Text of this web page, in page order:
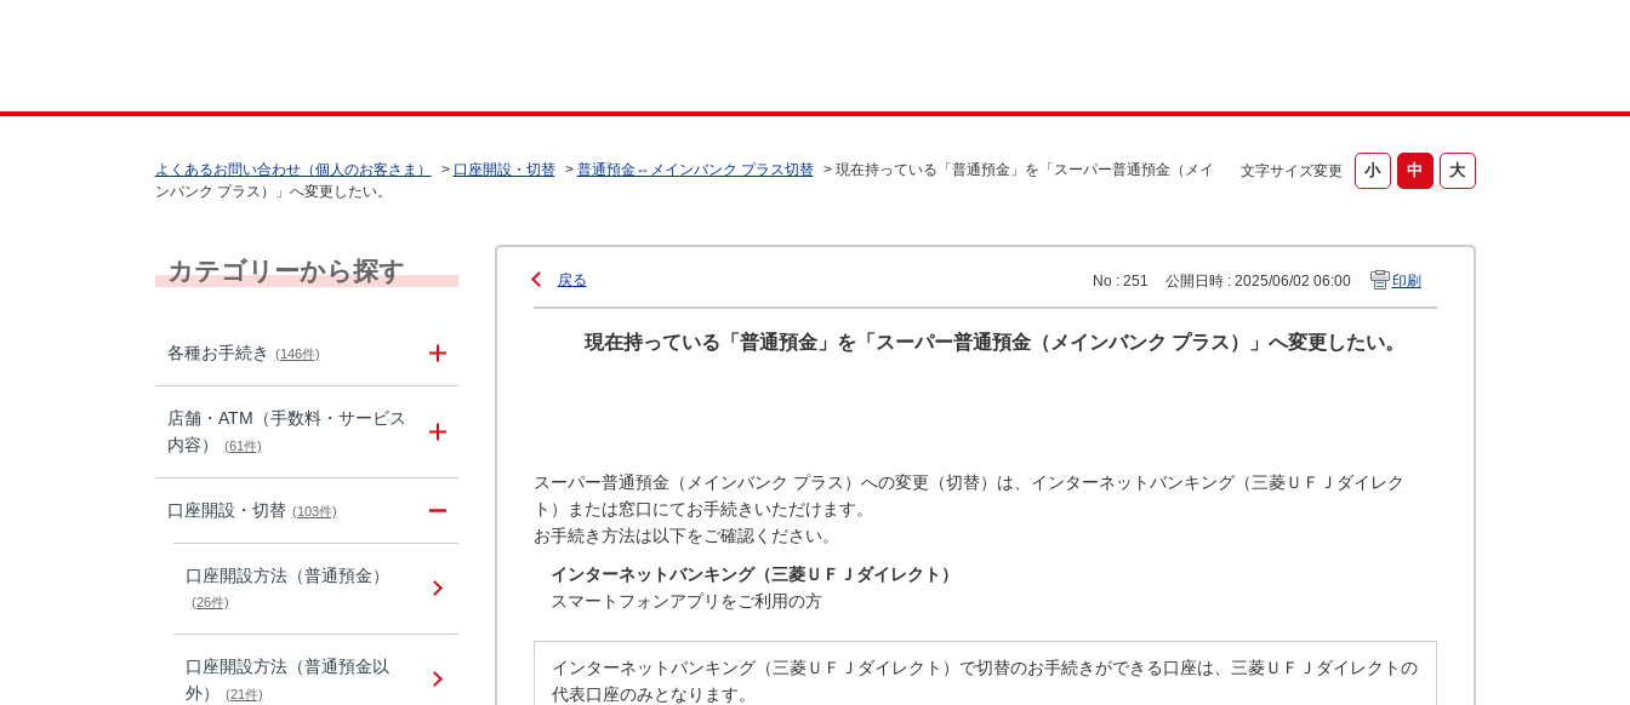
文字サイズ変更
よくあるお問い合わせ（個人のお客さま） > 口座開設・切替 > 普通預金⇔メインバンク プラス切替 > 現在持っている「普通預金」を「スーパー普通預金（メイ
ンバンク プラス）」へ変更したい。
カテゴリーから探す
各種お手続き (146件)
店舗・ATM（手数料・サービス
内容）
(61件)
口座開設・切替 (103件)
口座開設方法（普通預金）
(26件)
口座開設方法（普通預金以
外）
(21件)
戻る No : 251 公開日時 : 2025/06/02 06:00 印刷
現在持っている「普通預金」を「スーパー普通預金（メインバンク プラス）」へ変更したい。
スーパー普通預金（メインバンク プラス）への変更（切替）は、インターネットバンキング（三菱ＵＦＪダイレク
ト）または窓口にてお手続きいただけます。
お手続き方法は以下をご確認ください。
インターネットバンキング（三菱ＵＦＪダイレクト）
スマートフォンアプリをご利用の方
インターネットバンキング（三菱ＵＦＪダイレクト）で切替のお手続きができる口座は、三菱ＵＦＪダイレクトの
代表口座のみとなります。